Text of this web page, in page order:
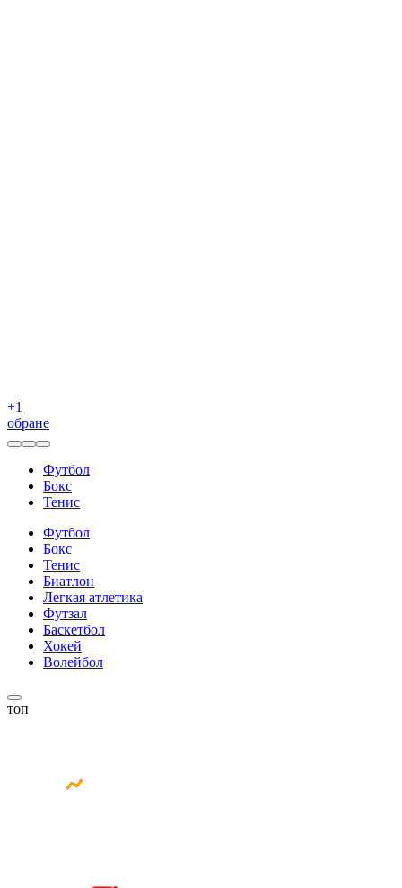
+1
обране
Футбол
Бокс
Тенис
Футбол
Бокс
Тенис
Биатлон
Легкая атлетика
Футзал
Баскетбол
Хокей
Волейбол
топ